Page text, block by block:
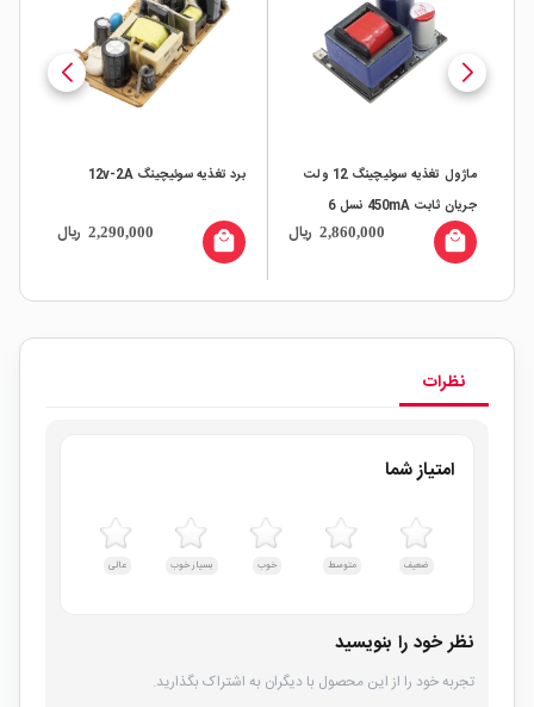
ماژول تغذیه سوئیچینگ 12 ولت
جریان ثابت 450mA نسل 6
2,860,000 ریال local_mall
برد تغذیه سوئیچینگ 12v-2A
2,290,000 ریال local_mall
نظرات
امتیاز شما
ضعیف متوسط خوب بسیار خوب عالی
نظر خود را بنویسید
تجربه خود را از این محصول با دیگران به اشتراک بگذارید.